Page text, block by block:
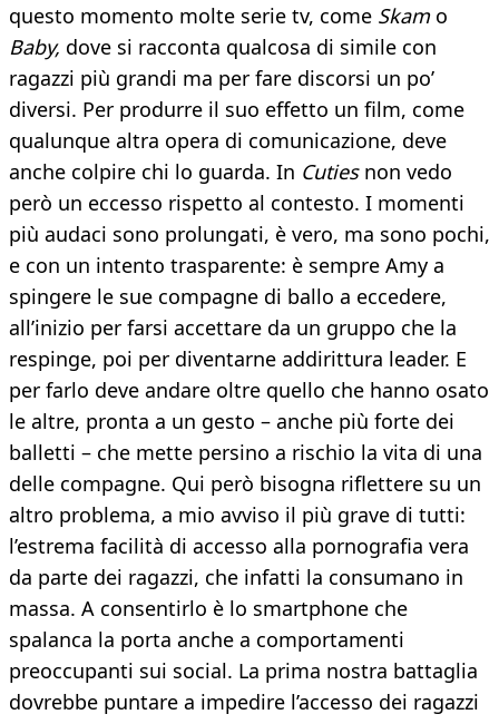
questo momento molte serie tv, come Skamo
Baby, dove si racconta qualcosa di simile con
ragazzi più grandi ma per fare discorsi un po’
diversi. Per produrre il suo effetto un film, come
qualunque altra opera di comunicazione, deve
anche colpire chi lo guarda. In Cutiesnon vedo
però un eccesso rispetto al contesto. I momenti
più audaci sono prolungati, è vero, ma sono pochi,
e con un intento trasparente: è sempre Amy a
spingere le sue compagne di ballo a eccedere,
all’inizio per farsi accettare da un gruppo che la
respinge, poi per diventarne addirittura leader. E
per farlo deve andare oltre quello che hanno osato
le altre, pronta a un gesto – anche più forte dei
balletti – che mette persino a rischio la vita di una
delle compagne. Qui però bisogna riflettere su un
altro problema, a mio avviso il più grave di tutti:
l’estrema facilità di accesso alla pornografia vera
da parte dei ragazzi, che infatti la consumano in
massa. A consentirlo è lo smartphone che
spalanca la porta anche a comportamenti
preoccupanti sui social. La prima nostra battaglia
dovrebbe puntare a impedire l’accesso dei ragazzi